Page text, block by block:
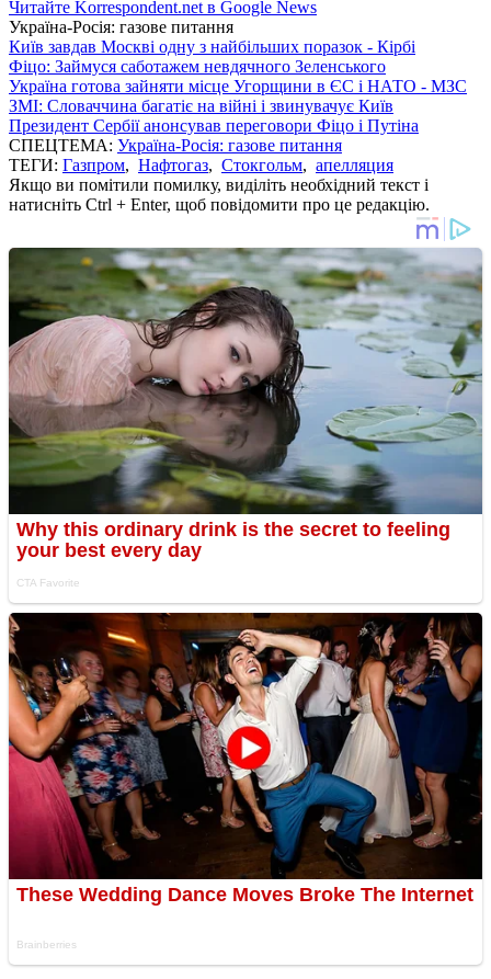
Читайте Korrespondent.net в Google News
Україна-Росія: газове питання
Київ завдав Москві одну з найбільших поразок - Кірбі
Фіцо: Займуся саботажем невдячного Зеленського
Україна готова зайняти місце Угорщини в ЄС і НАТО - МЗС
ЗМІ: Словаччина багатіє на війні і звинувачує Київ
Президент Сербії анонсував переговори Фіцо і Путіна
СПЕЦТЕМА: Україна-Росія: газове питання
ТЕГИ: Газпром, Нафтогаз, Стокгольм, апелляция
Якщо ви помітили помилку, виділіть необхідний текст і
натисніть Ctrl + Enter, щоб повідомити про це редакцію.